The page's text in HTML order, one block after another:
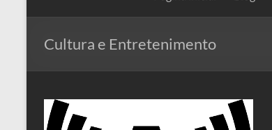
Cultura e Entretenimento